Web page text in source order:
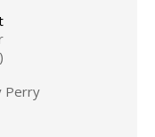
Perry